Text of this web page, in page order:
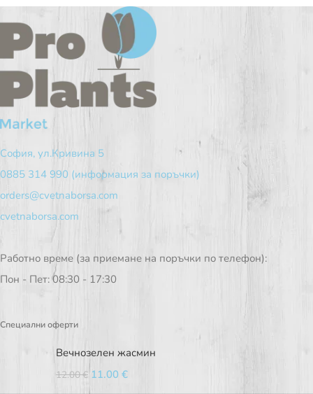
София, ул.Кривина 5
0885 314 990 (информация за поръчки)
orders@cvetnaborsa.com
cvetnaborsa.com
Работно време (за приемане на поръчки по телефон):
Пон - Пет: 08:30 - 17:30
Специални оферти
Вечнозелен жасмин
12.00€ 11.00 €